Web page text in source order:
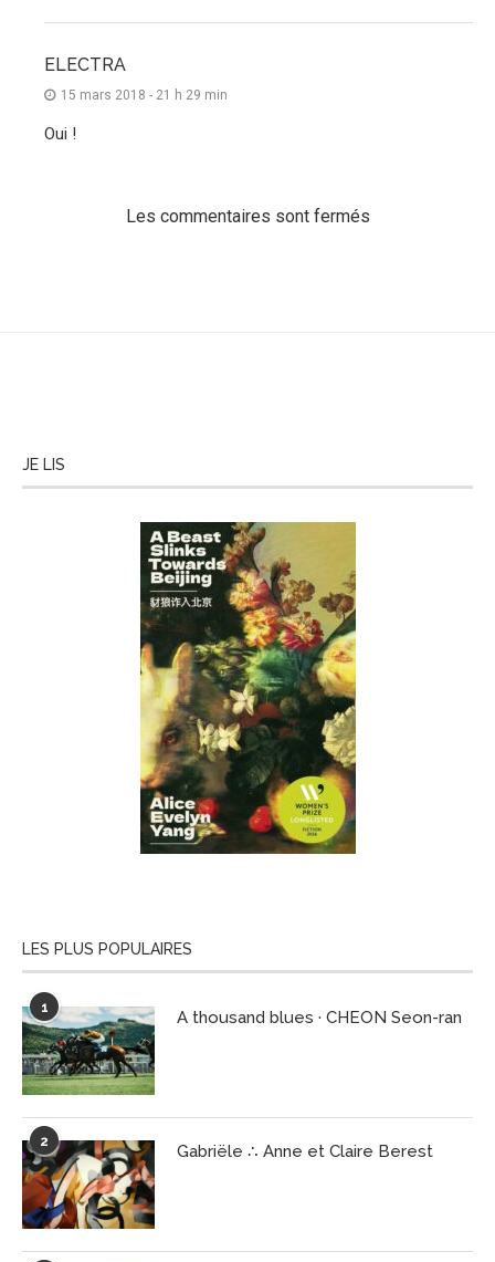
ELECTRA
15 mars 2018 - 21 h 29 min
Oui !
Les commentaires sont fermés
JE LIS
LES PLUS POPULAIRES
1 A thousand blues · CHEON Seon-ran
2 Gabriële ∴ Anne et Claire Berest